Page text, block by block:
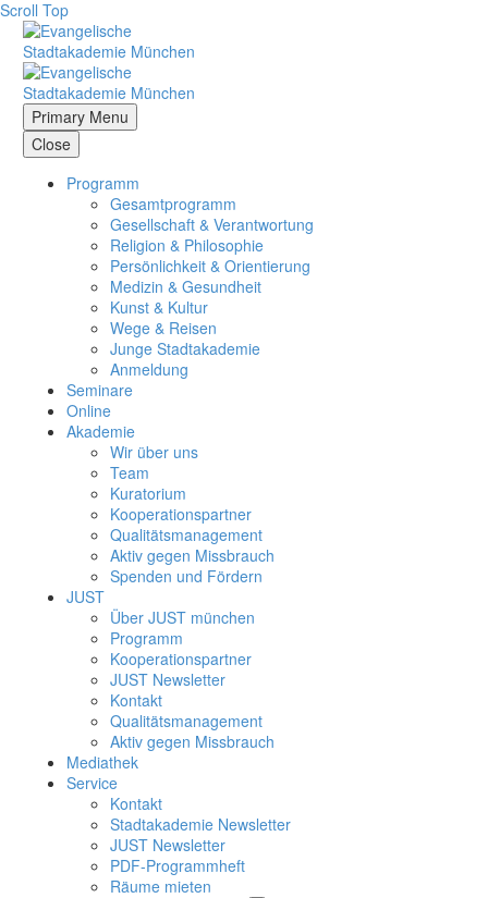
Scroll Top
Primary Menu
Close
Programm
Gesamtprogramm
Gesellschaft & Verantwortung
Religion & Philosophie
Persönlichkeit & Orientierung
Medizin & Gesundheit
Kunst & Kultur
Wege & Reisen
Junge Stadtakademie
Anmeldung
Seminare
Online
Akademie
Wir über uns
Team
Kuratorium
Kooperationspartner
Qualitätsmanagement
Aktiv gegen Missbrauch
Spenden und Fördern
JUST
Über JUST münchen
Programm
Kooperationspartner
JUST Newsletter
Kontakt
Qualitätsmanagement
Aktiv gegen Missbrauch
Mediathek
Service
Kontakt
Stadtakademie Newsletter
JUST Newsletter
PDF-Programmheft
Räume mieten